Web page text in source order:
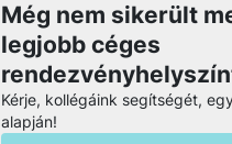
Még nem sikerült
legjobb céges
Kérje, kollégáink segítségét,
alapján!